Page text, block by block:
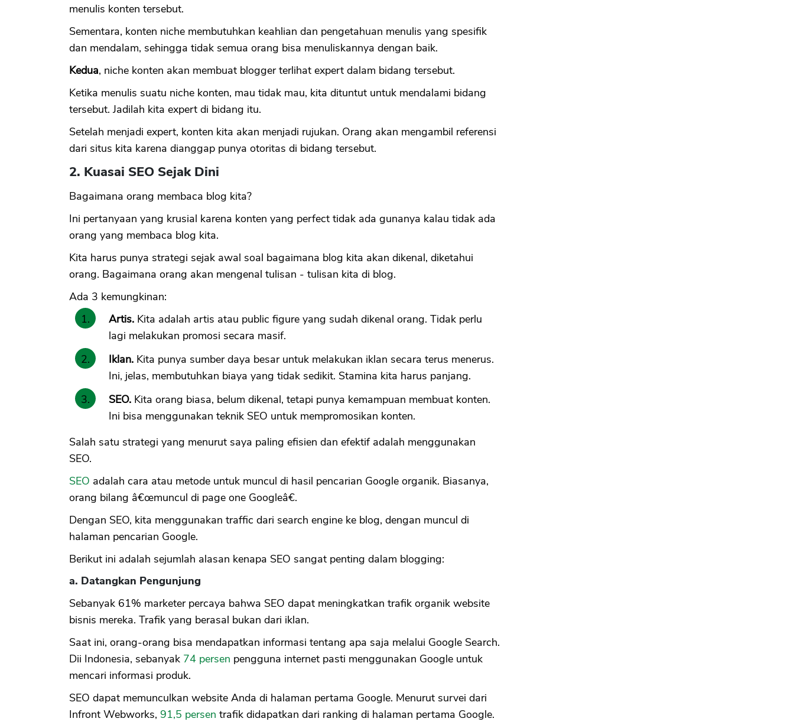
menulis konten tersebut.
Sementara, konten niche membutuhkan keahlian dan pengetahuan menulis yang spesifik
dan mendalam, sehingga tidak semua orang bisa menuliskannya dengan baik.
Kedua, niche konten akan membuat blogger terlihat expert dalam bidang tersebut.
Ketika menulis suatu niche konten, mau tidak mau, kita dituntut untuk mendalami bidang
tersebut. Jadilah kita expert di bidang itu.
Setelah menjadi expert, konten kita akan menjadi rujukan. Orang akan mengambil referensi
dari situs kita karena dianggap punya otoritas di bidang tersebut.
2. Kuasai SEO Sejak Dini
Bagaimana orang membaca blog kita?
Ini pertanyaan yang krusial karena konten yang perfect tidak ada gunanya kalau tidak ada
orang yang membaca blog kita.
Kita harus punya strategi sejak awal soal bagaimana blog kita akan dikenal, diketahui
orang. Bagaimana orang akan mengenal tulisan - tulisan kita di blog.
Ada 3 kemungkinan:
Artis. Kita adalah artis atau public figure yang sudah dikenal orang. Tidak perlu
lagi melakukan promosi secara masif.
Iklan. Kita punya sumber daya besar untuk melakukan iklan secara terus menerus.
Ini, jelas, membutuhkan biaya yang tidak sedikit. Stamina kita harus panjang.
SEO. Kita orang biasa, belum dikenal, tetapi punya kemampuan membuat konten.
Ini bisa menggunakan teknik SEO untuk mempromosikan konten.
Salah satu strategi yang menurut saya paling efisien dan efektif adalah menggunakan
SEO.
SEO adalah cara atau metode untuk muncul di hasil pencarian Google organik. Biasanya,
orang bilang â€œmuncul di page one Googleâ€.
Dengan SEO, kita menggunakan traffic dari search engine ke blog, dengan muncul di
halaman pencarian Google.
Berikut ini adalah sejumlah alasan kenapa SEO sangat penting dalam blogging:
a. Datangkan Pengunjung
Sebanyak 61% marketer percaya bahwa SEO dapat meningkatkan trafik organik website
bisnis mereka. Trafik yang berasal bukan dari iklan.
Saat ini, orang-orang bisa mendapatkan informasi tentang apa saja melalui Google Search.
Dii Indonesia, sebanyak 74 persen pengguna internet pasti menggunakan Google untuk
mencari informasi produk.
SEO dapat memunculkan website Anda di halaman pertama Google. Menurut survei dari
Infront Webworks, 91,5 persen trafik didapatkan dari ranking di halaman pertama Google.